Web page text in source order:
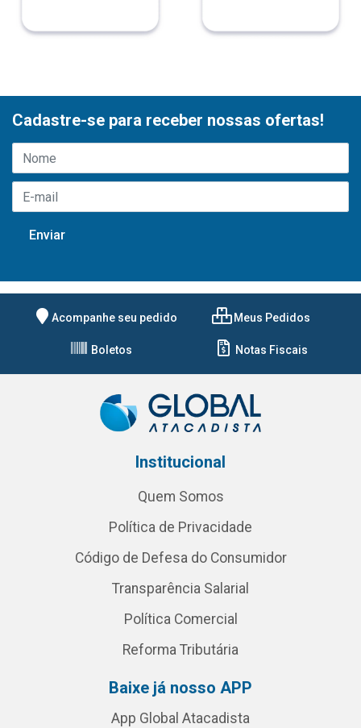
Cadastre-se para receber nossas ofertas!
Acompanhe seu pedido Meus Pedidos
Boletos Notas Fiscais
Institucional
Quem Somos
Política de Privacidade
Código de Defesa do Consumidor
Transparência Salarial
Política Comercial
Reforma Tributária
Baixe já nosso APP
App Global Atacadista